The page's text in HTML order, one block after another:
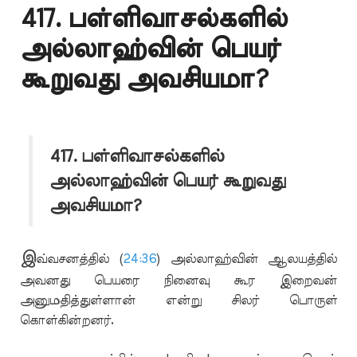
417. பள்ளிவாசல்களில்
அல்லாஹ்வின் பெயர்
கூறுவது அவசியமா?
417. பள்ளிவாசல்களில்
அல்லாஹ்வின் பெயர் கூறுவது
அவசியமா?
இவ்வசனத்தில் (24:36) அல்லாஹ்வின் ஆலயத்தில்
அவனது பெயரை நினைவு கூர இறைவன்
அனுமதித்துள்ளான் என்று சிலர் பொருள்
கொள்கின்றனர்.